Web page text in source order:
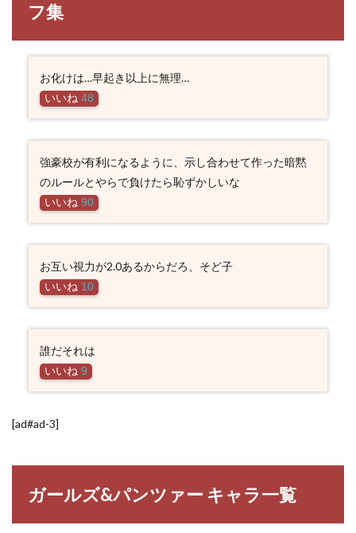
フ集
お化けは…早起き以上に無理…
いいね 48
強豪校が有利になるように、示し合わせて作った暗黙
のルールとやらで負けたら恥ずかしいな
いいね 90
お互い視力が2.0あるからだろ、そど子
いいね 10
誰だそれは
いいね 9
[ad#ad-3]
ガールズ&パンツァー キャラ一覧